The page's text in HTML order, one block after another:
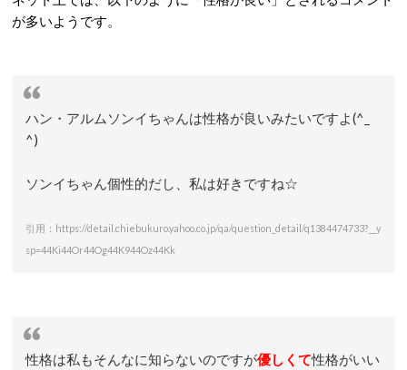
が多いようです。
ハン・アルム ソンイちゃんは性格が良いみたいですよ(^_
^)
ソンイちゃん個性的だし、私は好きですね☆
引用：https://detail.chiebukuro.yahoo.co.jp/qa/question_detail/q1384474733?__y
sp=44Ki44Or44Og44K944Oz44Kk
性格は私もそんなに知らないのですが優しくて性格がいい